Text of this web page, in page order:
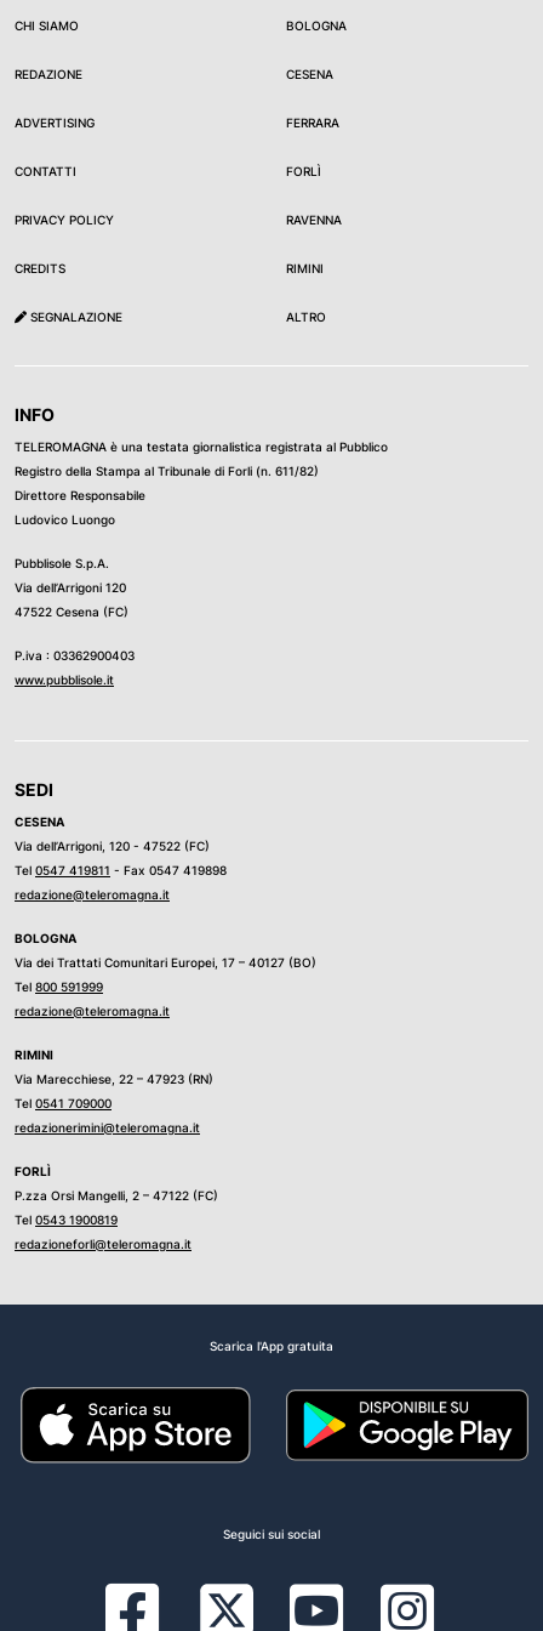
CHI SIAMO
REDAZIONE
ADVERTISING
CONTATTI
PRIVACY POLICY
CREDITS
SEGNALAZIONE
BOLOGNA
CESENA
FERRARA
FORLÌ
RAVENNA
RIMINI
ALTRO
INFO
TELEROMAGNA è una testata giornalistica registrata al Pubblico
Registro della Stampa al Tribunale di Forli (n. 611/82)
Direttore Responsabile
Ludovico Luongo
Pubblisole S.p.A.
Via dell’Arrigoni 120
47522 Cesena (FC)
P.iva : 03362900403
www.pubblisole.it
SEDI
CESENA
Via dell’Arrigoni, 120 - 47522 (FC)
Tel 0547 419811 - Fax 0547 419898
redazione@teleromagna.it
BOLOGNA
Via dei Trattati Comunitari Europei, 17 – 40127 (BO)
Tel 800 591999
redazione@teleromagna.it
RIMINI
Via Marecchiese, 22 – 47923 (RN)
Tel 0541 709000
redazionerimini@teleromagna.it
FORLÌ
P.zza Orsi Mangelli, 2 – 47122 (FC)
Tel 0543 1900819
redazioneforli@teleromagna.it
Scarica l'App gratuita
Seguici sui social